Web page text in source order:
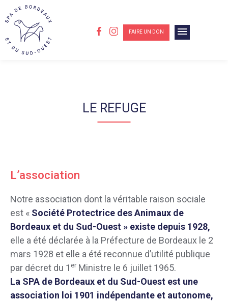
FAIRE UN DON menu
LE REFUGE
L’association
Notre association dont la véritable raison sociale
est « Société Protectrice des Animaux de
Bordeaux et du Sud-Ouest » existe depuis 1928,
elle a été déclarée à la Préfecture de Bordeaux le 2
mars 1928 et elle a été reconnue d’utilité publique
par décret du 1erMinistre le 6 juillet 1965.
La SPA de Bordeaux et du Sud-Ouest est une
association loi 1901 indépendante et autonome,